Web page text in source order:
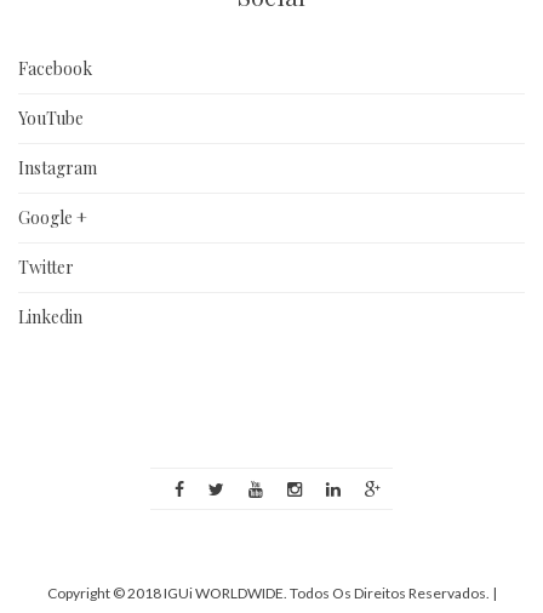
Facebook
YouTube
Instagram
Google +
Twitter
Linkedin
Copyright © 2018 IGUi WORLDWIDE. Todos Os Direitos Reservados. |